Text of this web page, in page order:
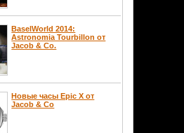
BaselWorld 2014:
Astronomia Tourbillon от
Jacob & Co.
Новые часы Epic X от
Jacob & Co